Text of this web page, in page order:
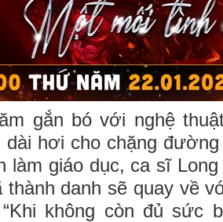
gắn bó với nghệ
dài hơi cho chặng
làm giáo dục, ca sĩ
thành danh sẽ quay về
không còn đủ sức